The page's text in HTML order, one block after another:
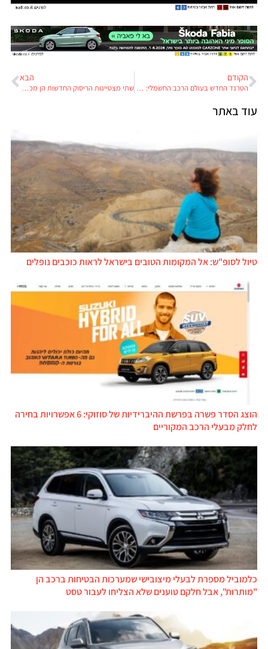
הקודם
הטרנד החדש בעולם הרכב החשמלי: אחריות לסוללה לכל החיים
הבא
שתי מצטיינות הריסוק החדשות הן מכוניות חשמליות
עוד באתר
טיול לסופ"ש: אל המקומות הטובים בישראל לראות כוכבים נופלים
הוצג הסדר פשרה בפרשת ההיברידיות של סוזוקי: 6 אפשרויות בחירה
לחלק מבעלי הרכב המקוריים
כלמוביל מספרת לבעלי מיצובישי שמערכות הבטיחות ברכב הן
"מותרות", אבל חלקם טוענים שלא הצליחו לעבור טסט